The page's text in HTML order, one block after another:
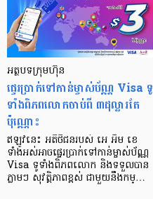
អត្ថបទក្រុមហ៊ុន
ផ្ទេរប្រាក់ទៅកាន់ម្ចាស់ប័ណ្ណ Visa ទូ
ទាំងពិភពលោកចាប់ពី ៣ដុល្លារតែ
ប៉ុណ្ណោះ
ឥឡូវនេះ អតិថិជនរបស់ អេ អឹម ខេ
ទាំងអស់អាចផ្ទេរប្រាក់ទៅកាន់ម្ចាស់ប័ណ្ណ
Visa ទូទាំងពិភពលោក និងទទួលបាន
ភ្លាមៗ សុវត្តិភាពខ្ពស់ ជាមួយនឹងកម្…